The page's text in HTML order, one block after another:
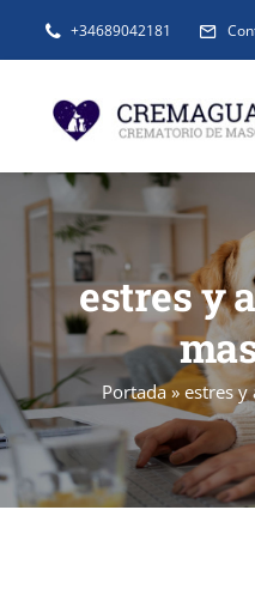
+34689042181
INFORMACIÓN
SERVICIOS
URNAS Y RECUERDOS
BLOG
estres y
Portada» estres y